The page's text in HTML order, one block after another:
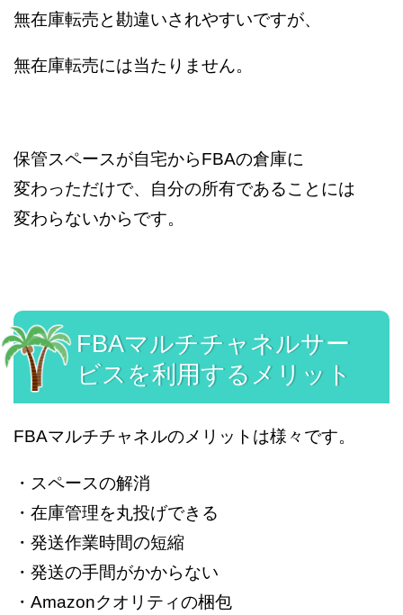
無在庫転売と勘違いされやすいですが、
無在庫転売には当たりません。
保管スペースが自宅からFBAの倉庫に
変わっただけで、自分の所有であることには
変わらないからです。
FBAマルチチャネルサー
ビスを利用するメリット
FBAマルチチャネルのメリットは様々です。
・スペースの解消
・在庫管理を丸投げできる
・発送作業時間の短縮
・発送の手間がかからない
・Amazonクオリティの梱包